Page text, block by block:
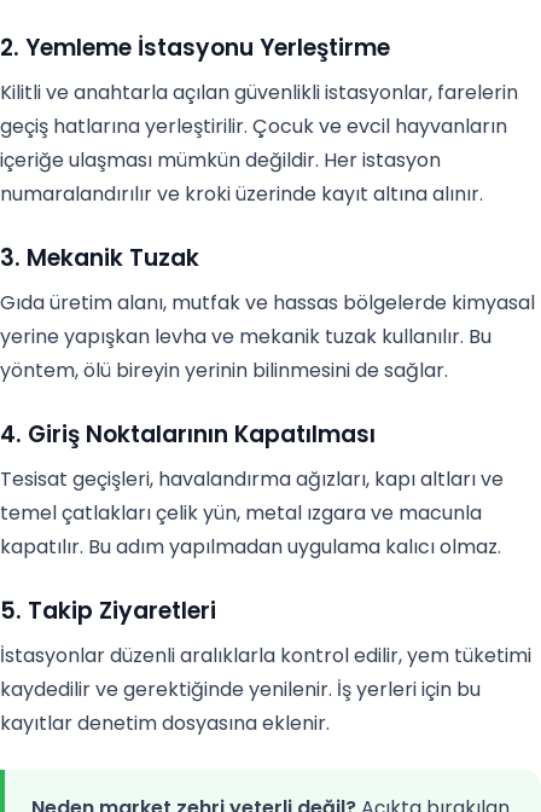
2. Yemleme İstasyonu Yerleştirme
Kilitli ve anahtarla açılan güvenlikli istasyonlar, farelerin
geçiş hatlarına yerleştirilir. Çocuk ve evcil hayvanların
içeriğe ulaşması mümkün değildir. Her istasyon
numaralandırılır ve kroki üzerinde kayıt altına alınır.
3. Mekanik Tuzak
Gıda üretim alanı, mutfak ve hassas bölgelerde kimyasal
yerine yapışkan levha ve mekanik tuzak kullanılır. Bu
yöntem, ölü bireyin yerinin bilinmesini de sağlar.
4. Giriş Noktalarının Kapatılması
Tesisat geçişleri, havalandırma ağızları, kapı altları ve
temel çatlakları çelik yün, metal ızgara ve macunla
kapatılır. Bu adım yapılmadan uygulama kalıcı olmaz.
5. Takip Ziyaretleri
İstasyonlar düzenli aralıklarla kontrol edilir, yem tüketimi
kaydedilir ve gerektiğinde yenilenir. İş yerleri için bu
kayıtlar denetim dosyasına eklenir.